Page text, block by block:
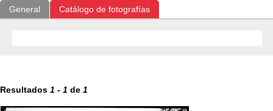
General Catálogo de fotografías
Resultados 1 - 1 de 1